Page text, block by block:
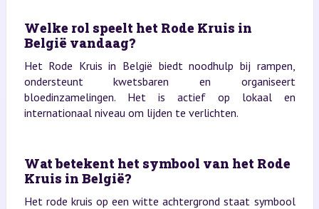
Welke rol speelt het Rode Kruis in
België vandaag?
Het Rode Kruis in België biedt noodhulp bij rampen,
ondersteunt kwetsbaren en organiseert
bloedinzamelingen. Het is actief op lokaal en
internationaal niveau om lijden te verlichten.
Wat betekent het symbool van het Rode
Kruis in België?
Het rode kruis op een witte achtergrond staat symbool